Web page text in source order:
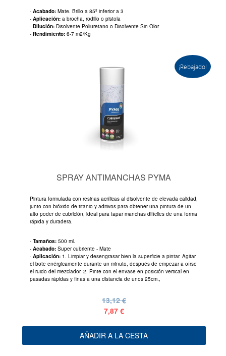
- Acabado: Mate. Brillo a 85º inferior a 3
- Aplicación: a brocha, rodillo o pistola
- Dilución: Disolvente Poliuretano o Disolvente Sin Olor
- Rendimiento: 6-7 m2/Kg
¡Rebajado!
SPRAY ANTIMANCHAS PYMA
Pintura formulada con resinas acrílicas al disolvente de elevada calidad,
junto con bióxido de titanio y aditivos para obtener una pintura de un
alto poder de cubrición, ideal para tapar manchas difíciles de una forma
rápida y duradera.
- Tamaños: 500 ml.
- Acabado: Super cubriente - Mate
- Aplicación: 1. Limpiar y desengrasar bien la superficie a pintar. Agitar
el bote enérgicamente durante un minuto, después de empezar a oírse
el ruido del mezclador. 2. Pinte con el envase en posición vertical en
pasadas rápidas y finas a una distancia de unos 25cm.,
13,12 €
7,87 €
AÑADIR A LA CESTA